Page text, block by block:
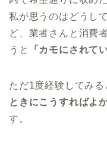
私が思うのはどうし
ど、業者さんと消費
うと
「カモにされて
ただ1度経験してみる
ときにこうすればよ
す。